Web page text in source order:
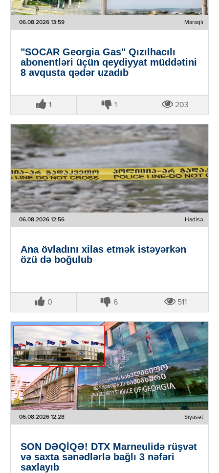
06.08.2026 13:59 Maraqlı
"SOCAR Georgia Gas" Qızılhacılı
abonentləri üçün qeydiyyat müddətini
8 avqusta qədər uzadıb
1 1 203
06.08.2026 12:56 Hadisə
Ana övladını xilas etmək istəyərkən
özü də boğulub
0 6 511
06.08.2026 12:28 Siyasət
SON DƏQİQƏ! DTX Marneulidə rüşvət
və saxta sənədlərlə bağlı 3 nəfəri
saxlayıb